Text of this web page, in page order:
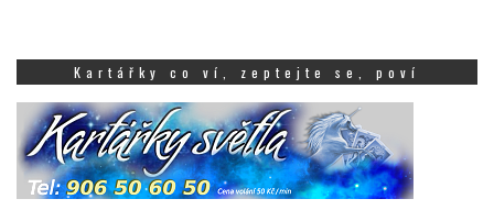
Kartářky co ví, zeptejte se, poví